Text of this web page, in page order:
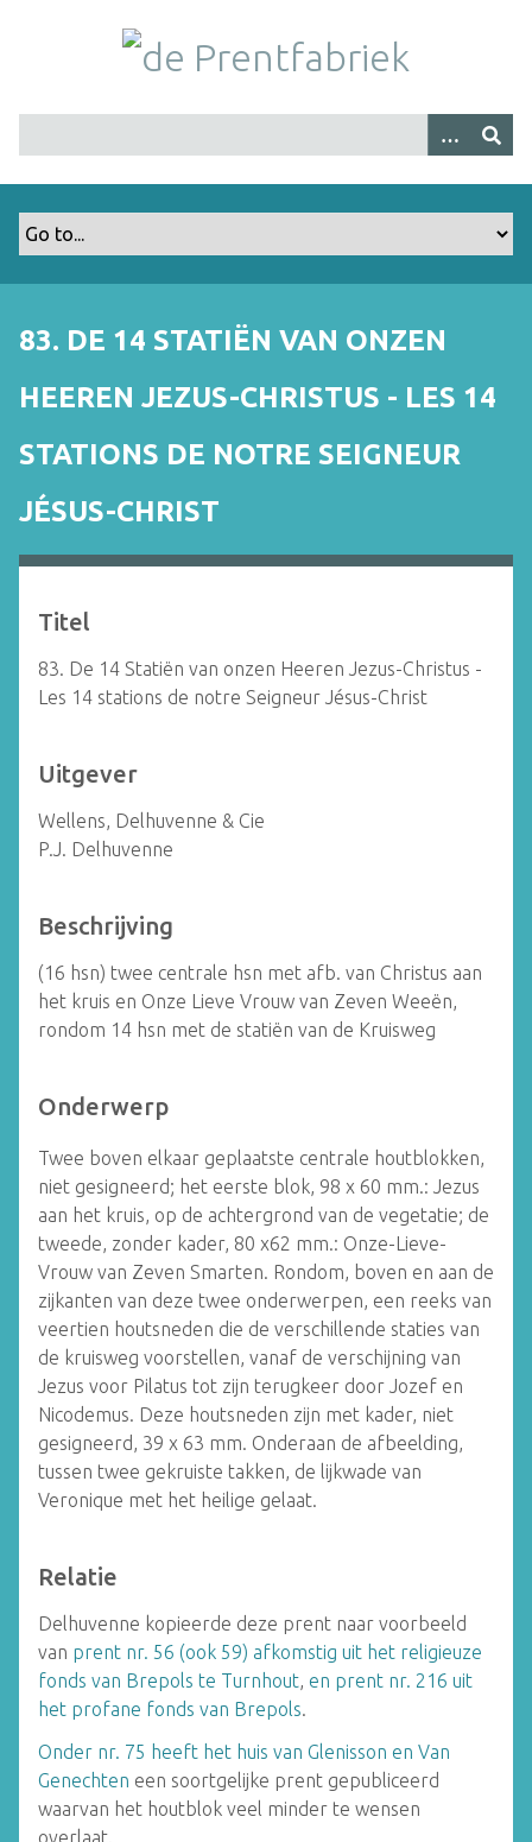
h
83. DE 14 STATIËN VAN ONZEN
HEEREN JEZUS-CHRISTUS - LES 14
STATIONS DE NOTRE SEIGNEUR
JÉSUS-CHRIST
Titel
83. De 14 Statiën van onzen Heeren Jezus-Christus -
Les 14 stations de notre Seigneur Jésus-Christ
Uitgever
Wellens, Delhuvenne & Cie
P.J. Delhuvenne
Beschrijving
(16 hsn) twee centrale hsn met afb. van Christus aan
het kruis en Onze Lieve Vrouw van Zeven Weeën,
rondom 14 hsn met de statiën van de Kruisweg
Onderwerp
Twee boven elkaar geplaatste centrale houtblokken,
niet gesigneerd; het eerste blok, 98 x 60 mm.: Jezus
aan het kruis, op de achtergrond van de vegetatie; de
tweede, zonder kader, 80 x62 mm.: Onze-Lieve-
Vrouw van Zeven Smarten. Rondom, boven en aan de
zijkanten van deze twee onderwerpen, een reeks van
veertien houtsneden die de verschillende staties van
de kruisweg voorstellen, vanaf de verschijning van
Jezus voor Pilatus tot zijn terugkeer door Jozef en
Nicodemus. Deze houtsneden zijn met kader, niet
gesigneerd, 39 x 63 mm. Onderaan de afbeelding,
tussen twee gekruiste takken, de lijkwade van
Veronique met het heilige gelaat.
Relatie
Delhuvenne kopieerde deze prent naar voorbeeld
van prent nr. 56 (ook 59) afkomstig uit het religieuze
fonds van Brepols te Turnhout, en prent nr. 216 uit
het profane fonds van Brepols.
Onder nr. 75 heeft het huis van Glenisson en Van
Genechten een soortgelijke prent gepubliceerd
waarvan het houtblok veel minder te wensen
overlaat.